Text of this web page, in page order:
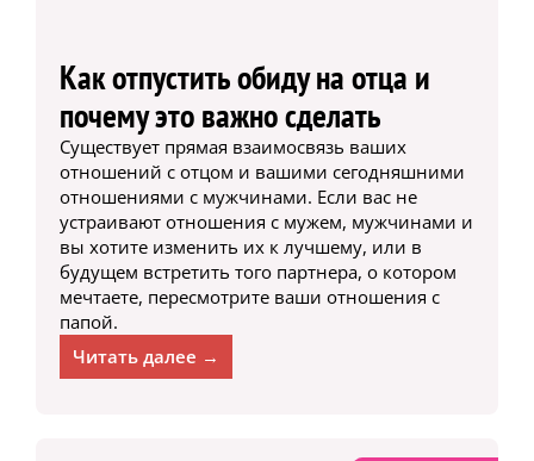
Как отпустить обиду на отца и
почему это важно сделать
Существует прямая взаимосвязь ваших
отношений с отцом и вашими сегодняшними
отношениями с мужчинами. Если вас не
устраивают отношения с мужем, мужчинами и
вы хотите изменить их к лучшему, или в
будущем встретить того партнера, о котором
мечтаете, пересмотрите ваши отношения с
папой.
Читать далее →